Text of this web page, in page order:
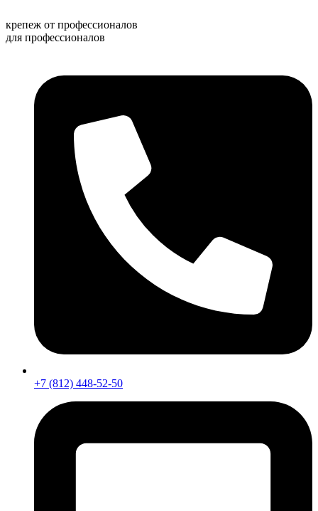
к
содержимому
крепеж от профессионалов
для профессионалов
+7 (812) 448-52-50